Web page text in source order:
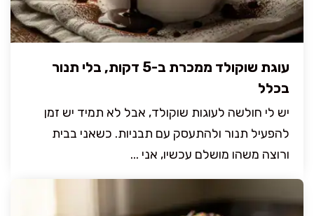
עוגת שוקולד ממכרת ב-5 דקות, בלי תנור
בכלל
יש לי חולשה לעוגות שוקולד, אבל לא תמיד יש זמן
להפעיל תנור ולהתעסק עם תבניות. כשאני בבית
ורוצה משהו מושלם עכשיו, אני ...